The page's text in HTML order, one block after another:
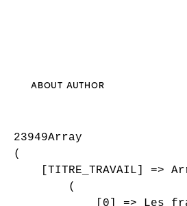
ABOUT AUTHOR
23949Array
(
[TITRE_TRAVAIL] =>
        (
[0] => Les